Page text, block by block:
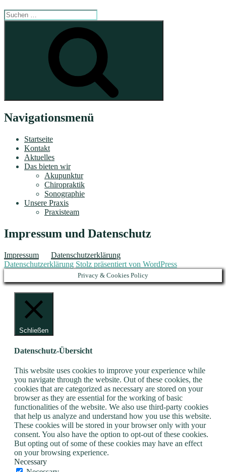
Suchen
nach:
Navigationsmenü
Startseite
Kontakt
Aktuelles
Das bieten wir
Akupunktur
Chiropraktik
Sonographie
Unsere Praxis
Praxisteam
Impressum und Datenschutz
Impressum
Datenschutzerklärung
Datenschutzerklärung Stolz präsentiert von WordPress
Privacy & Cookies Policy
Schließen
Datenschutz-Übersicht
This website uses cookies to improve your experience while
you navigate through the website. Out of these cookies, the
cookies that are categorized as necessary are stored on your
browser as they are essential for the working of basic
functionalities of the website. We also use third-party cookies
that help us analyze and understand how you use this website.
These cookies will be stored in your browser only with your
consent. You also have the option to opt-out of these cookies.
But opting out of some of these cookies may have an effect
on your browsing experience.
Necessary